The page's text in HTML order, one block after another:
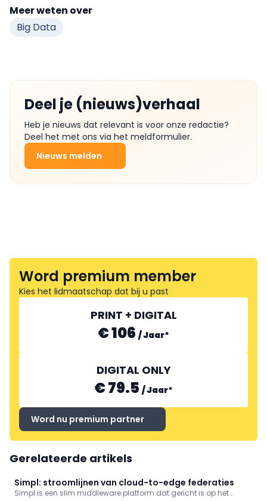
Meer weten over
Big Data
Deel je (nieuws)verhaal
Heb je nieuws dat relevant is voor onze redactie?
Deel het met ons via het meldformulier.
Nieuws melden
Word premium member
Kies het lidmaatschap dat bij u past
PRINT + DIGITAL
€ 106 /Jaar*
DIGITAL ONLY
€ 79.5 /Jaar*
Word nu premium partner
Gerelateerde artikels
Simpl: stroomlijnen van cloud-to-edge federaties
Simpl is een slim middleware platform dat gericht is op het